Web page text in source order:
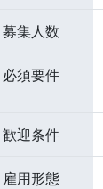
募集人数
必須要件
歓迎条件
雇用形態